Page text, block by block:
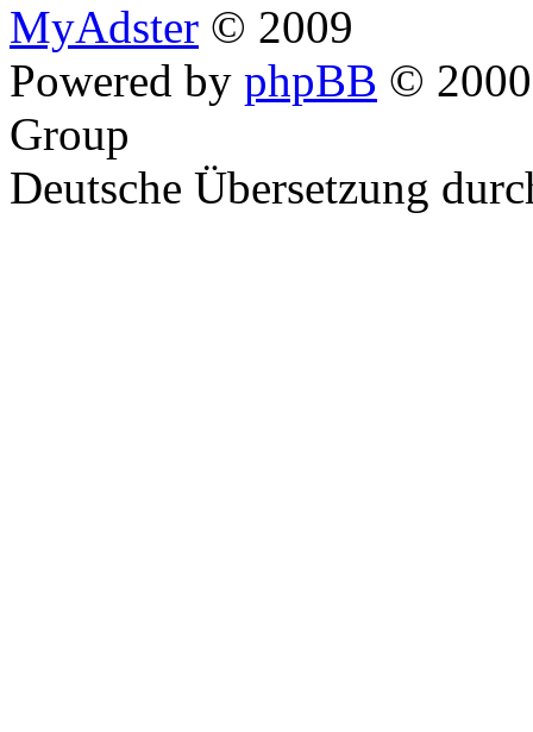
MyAdster © 2009
Powered by phpBB ©
Group
Deutsche Übersetzung